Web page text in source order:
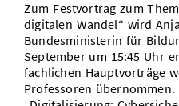
Zum Festvortrag zum
digitalen Wandel“ wird
Bundesministerin für
September um 15:45 Uhr
fachlichen Hauptvorträge
Professoren übernommen.